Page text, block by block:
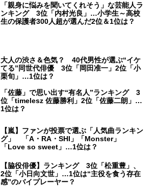
「親身に悩みを聞いてくれそう」な芸能人ラ
ンキング 3位「内村光良」…小学生～高校
生の保護者300人超が選んだ2位＆1位は？
大人の渋さ＆色気？ 40代男性が選ぶ“イケ
てる”同世代俳優 3位「岡田准一」2位「小
栗旬」…1位は？
「佐藤」で思い出す“有名人”ランキング 3
位「timelesz 佐藤勝利」2位「佐藤二朗」…
1位は？
【嵐】ファンが投票で選ぶ「人気曲ランキン
グ」 「A・RA・SHI」「Monster」
「Love so sweet」…1位は？
【脇役俳優】ランキング 3位「松重豊」、
2位「小日向文世」…1位は“主役を食う存在
感”のバイプレーヤー？